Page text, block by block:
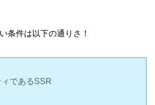
条件は以下の通りさ！
であるSSR